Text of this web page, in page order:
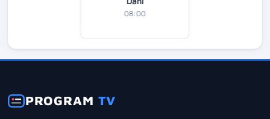
08:00
PROGRAMTV